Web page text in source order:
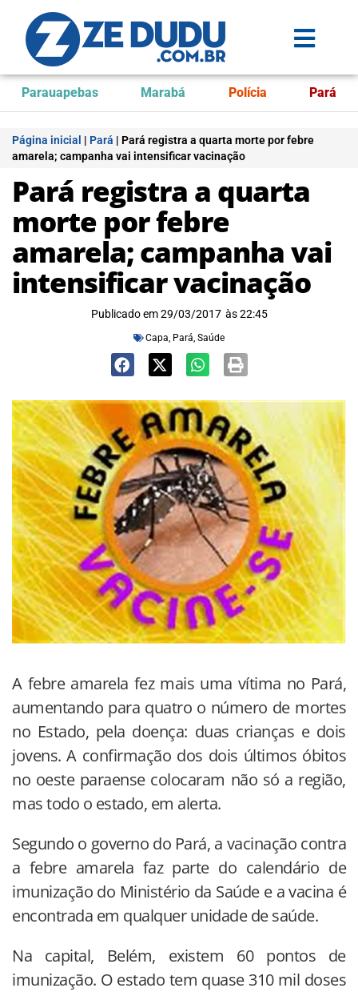
Parauapebas Marabá Polícia Pará
Página inicial | Pará | Pará registra a quarta morte por febre
amarela; campanha vai intensificar vacinação
Pará registra a quarta
morte por febre
amarela; campanha vai
intensificar vacinação
Publicado em 29/03/2017 às 22:45
Capa, Pará, Saúde
A febre amarela fez mais uma vítima no Pará,
aumentando para quatro o número de mortes
no Estado, pela doença: duas crianças e dois
jovens. A confirmação dos dois últimos óbitos
no oeste paraense colocaram não só a região,
mas todo o estado, em alerta.
Segundo o governo do Pará, a vacinação contra
a febre amarela faz parte do calendário de
imunização do Ministério da Saúde e a vacina é
encontrada em qualquer unidade de saúde.
Na capital, Belém, existem 60 pontos de
imunização. O estado tem quase 310 mil doses